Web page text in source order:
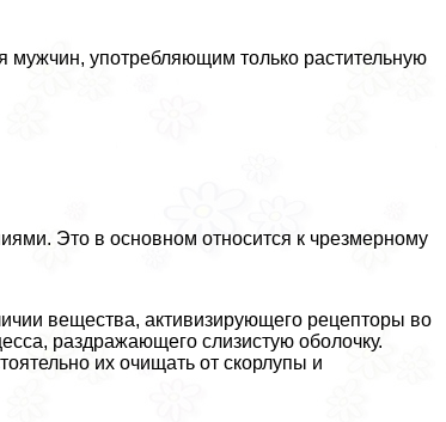
мужчин, употрeбляющим только растительную
Это в основном относится к чрезмерному
вещества, активизирующего рецепторы во
раздражающего слизистую оболочку.
их очищать от скорлупы и